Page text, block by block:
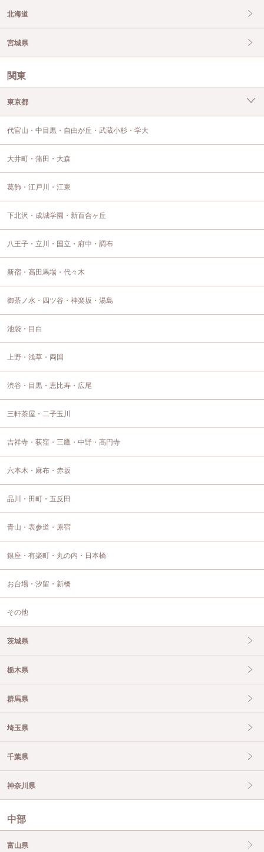
北海道
宮城県
関東
東京都
代官山・中目黒・自由が丘・武蔵小杉・学大
大井町・蒲田・大森
葛飾・江戸川・江東
下北沢・成城学園・新百合ヶ丘
八王子・立川・国立・府中・調布
新宿・高田馬場・代々木
御茶ノ水・四ツ谷・神楽坂・湯島
池袋・目白
上野・浅草・両国
渋谷・目黒・恵比寿・広尾
三軒茶屋・二子玉川
吉祥寺・荻窪・三鷹・中野・高円寺
六本木・麻布・赤坂
品川・田町・五反田
青山・表参道・原宿
銀座・有楽町・丸の内・日本橋
お台場・汐留・新橋
その他
茨城県
栃木県
群馬県
埼玉県
千葉県
神奈川県
中部
富山県